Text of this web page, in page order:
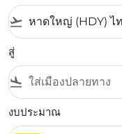
flight_takeoff
สู่
flight_land
งบประมาณ